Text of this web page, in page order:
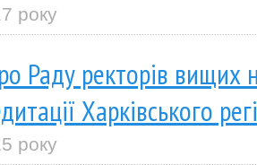
року
Раду ректорів вищих
Харківського
року